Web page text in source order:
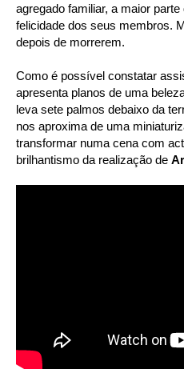
agregado familiar, a maior
felicidade dos seus membros.
depois de morrerem.
Como é possível constatar
apresenta planos de uma
leva sete palmos debaixo da
nos aproxima de uma
transformar numa cena com
brilhantismo da realização de